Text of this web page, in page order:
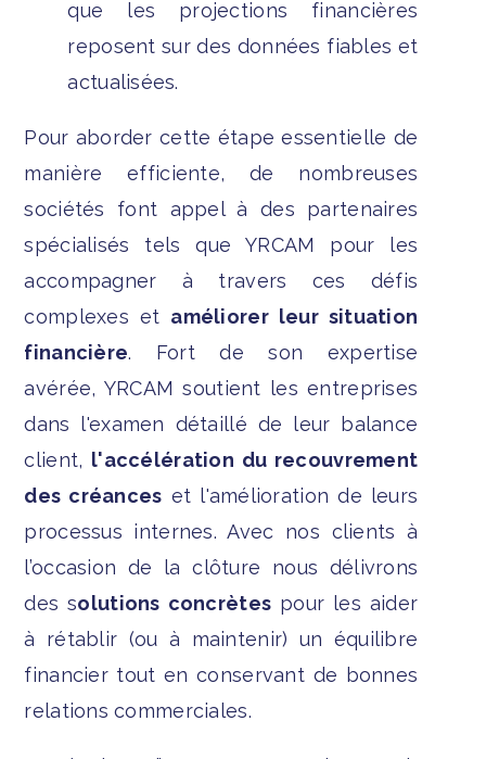
que les projections financières
reposent sur des données fiables et
actualisées.
Pour aborder cette étape essentielle de
manière efficiente, de nombreuses
sociétés font appel à des partenaires
spécialisés tels que YRCAM pour les
accompagner à travers ces défis
complexes et améliorer leur situation
financière. Fort de son expertise
avérée, YRCAM soutient les entreprises
dans l'examen détaillé de leur balance
client, l'accélération du recouvrement
des créances et l'amélioration de leurs
processus internes. Avec nos clients à
l’occasion de la clôture nous délivrons
des solutions concrètes pour les aider
à rétablir (ou à maintenir) un équilibre
financier tout en conservant de bonnes
relations commerciales.